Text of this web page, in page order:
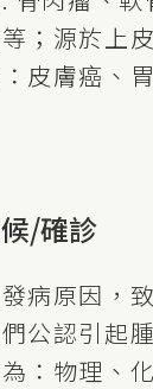
；源於上
皮膚癌、
/確診
病原因，
公認引起
：物理、